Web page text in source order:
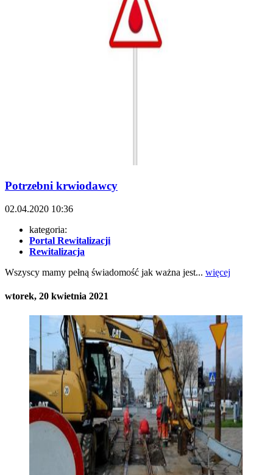
Potrzebni krwiodawcy
02.04.2020 10:36
kategoria:
Portal Rewitalizacji
Rewitalizacja
Wszyscy mamy pełną świadomość jak ważna jest... więcej
wtorek, 20 kwietnia 2021